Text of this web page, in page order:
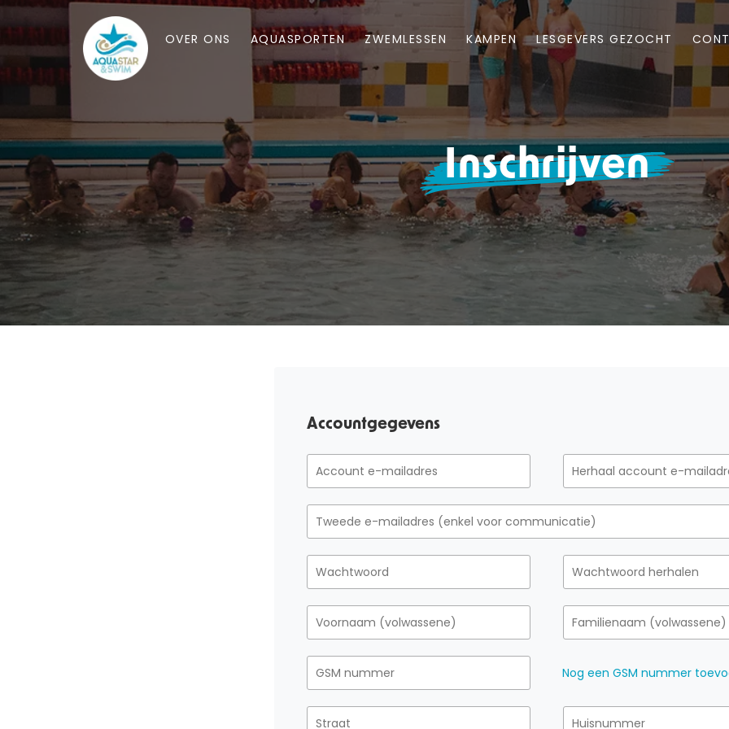
OVER ONS AQUASPORTEN ZWEMLESSEN KAMPEN LESGEVERS GEZOCHT
Inschrijven
Accountgegevens
Nog een GSM nummer